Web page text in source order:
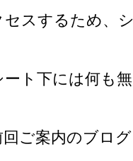
スするため、
ト下には何も
ご案内のブロ